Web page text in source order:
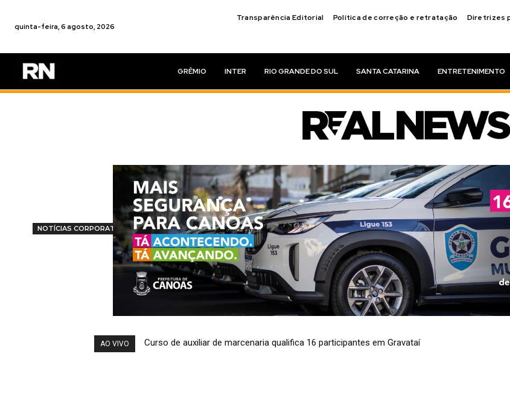
quinta-feira, 6 agosto, 2026
Transparência Editorial Política de correção e retratação Diretrizes
GRÊMIO INTER RIO GRANDE DO SUL SANTA CATARINA ENTRETENIMENTO
AO VIVO Curso de auxiliar de marcenaria qualifica 16 participantes em Gravataí
NOTÍCIAS CORPORATIVAS
TACTICA AI apresenta a
plataforma de IA da região
decisões operacionais em